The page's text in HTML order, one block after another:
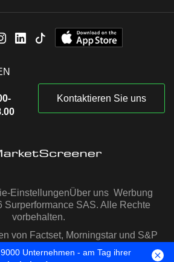
Kontaktieren Sie uns
EinstellungenÜber uns Werbung
Surperformance SAS. Alle Rechte
vorbehalten.
von Factset, Morningstar und S&P
IQ zur Verfügung gestellt
Unternehmen - am Tag ihrer